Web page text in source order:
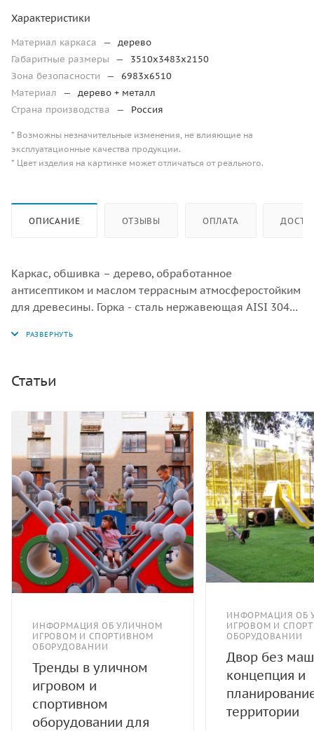
Характеристики
Материал каркаса —
дерево
Габаритные размеры
—
3510х3483х2150
Зона безопасности
—
6983х6510
Материал
—
дерево + металл
Страна производства
— Россия
* Возможны незначительные изменения, не влияющие на
эксплуатационные качества продукции.
* Цвет изделия на картинке может отличаться от реального.
ОПИСАНИЕ ОТЗЫВЫ ОПЛАТА
Каркас, обшивка – дерево, обработанное
антисептиком и маслом террасным атмосферостойким
для древесины. Горка - сталь нержавеющая AISI 304
пассивация сварных швов. Канатные сети - канат
Статьи
ИНФОРМАЦИЯ ОБ УЛИЧНОМ
ИГРОВОМ И СПОРТИВНОМ
ОБОРУДОВАНИИ
Тренды в уличном
игровом и
спортивном
оборудовании для
ИНФОРМАЦИЯ ОБ
ИГРОВОМ И
ОБОРУДОВАНИИ
Двор без
концепция и
территории